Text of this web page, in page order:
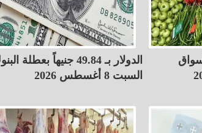
الدولار بـ 49.84 جنيهاً بعطلة
السبت 8 أغسطس 2026